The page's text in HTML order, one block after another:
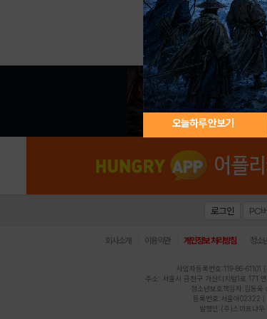
아이디 / 비밀번호
오늘하루 안보기
로그인 PC
회사소개 이용약관 개인정보 처리방침 청소
사업자등록번호:119-86-61101
주소: 서울시 금천구 가산디지털1로
청소년보호책임자:김동욱
등록번호:서울아02322 |
발행인:(주)스마트나